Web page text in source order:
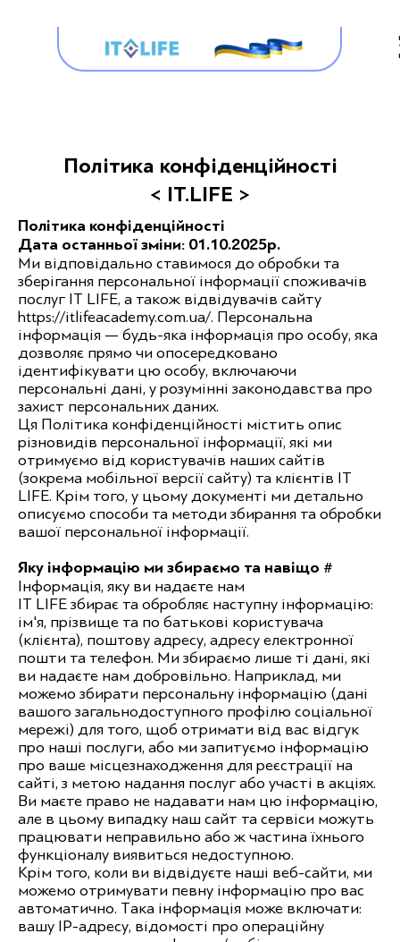
Політика конфіденційності
< IT.LIFE >
Політика конфіденційності
Дата останньої зміни: 01.10.2025р.
Ми відповідально ставимося до обробки та
зберігання персональної інформації споживачів
послуг IT LIFE, а також відвідувачів сайту
https://itlifeacademy.com.ua/. Персональна
інформація — будь-яка інформація про особу, яка
дозволяє прямо чи опосередковано
ідентифікувати цю особу, включаючи
персональні дані, у розумінні законодавства про
захист персональних даних.
Ця Політика конфіденційності містить опис
різновидів персональної інформації, які ми
отримуємо від користувачів наших сайтів
(зокрема мобільної версії сайту) та клієнтів IT
LIFE. Крім того, у цьому документі ми детально
описуємо способи та методи збирання та обробки
вашої персональної інформації.
Яку інформацію ми збираємо та навіщо #
Інформація, яку ви надаєте нам
IT LIFE збирає та обробляє наступну інформацію:
ім'я, прізвище та по батькові користувача
(клієнта), поштову адресу, адресу електронної
пошти та телефон. Ми збираємо лише ті дані, які
ви надаєте нам добровільно. Наприклад, ми
можемо збирати персональну інформацію (дані
вашого загальнодоступного профілю соціальної
мережі) для того, щоб отримати від вас відгук
про наші послуги, або ми запитуємо інформацію
про ваше місцезнаходження для реєстрації на
сайті, з метою надання послуг або участі в акціях.
Ви маєте право не надавати нам цю інформацію,
але в цьому випадку наш сайт та сервіси можуть
працювати неправильно або ж частина їхнього
функціоналу виявиться недоступною.
Крім того, коли ви відвідуєте наші веб-сайти, ми
можемо отримувати певну інформацію про вас
автоматично. Така інформація може включати:
вашу IP-адресу, відомості про операційну